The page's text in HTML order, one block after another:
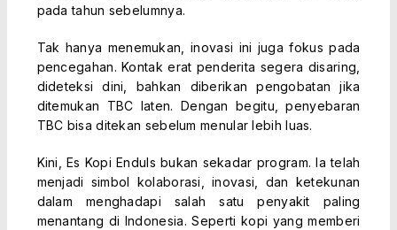
pada tahun sebelumnya.
Tak hanya menemukan, inovasi ini juga fokus pada
pencegahan. Kontak erat penderita segera disaring,
dideteksi dini, bahkan diberikan pengobatan jika
ditemukan TBC laten. Dengan begitu, penyebaran
TBC bisa ditekan sebelum menular lebih luas.
Kini, Es Kopi Enduls bukan sekadar program. Ia telah
menjadi simbol kolaborasi, inovasi, dan ketekunan
dalam menghadapi salah satu penyakit paling
menantang di Indonesia. Seperti kopi yang memberi